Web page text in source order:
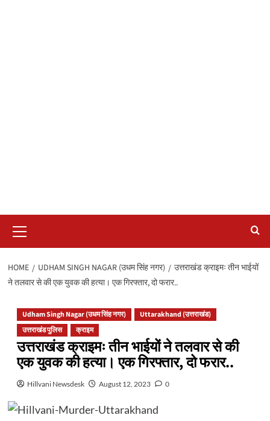
Menu
HOME UDHAM SINGH NAGAR (उधम सिंह नगर)
उत्तराखंड क्राइमः तीन भाईयों
ने तलवार से की एक युवक की हत्या। एक गिरफ्तार, दो फरार..
Udham Singh Nagar (उधम सिंह नगर)
Uttarakhand (उत्तराखंड)
उत्तराखंड पुलिस
क्राइम
उत्तराखंड क्राइमः तीन भाईयों ने तलवार से की
एक युवक की हत्या। एक गिरफ्तार, दो फरार..
Hillvani Newsdesk August 12, 2023 0